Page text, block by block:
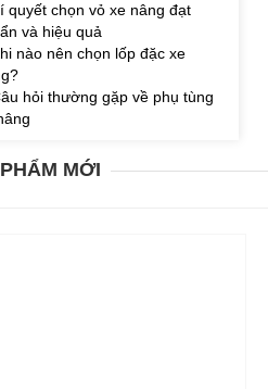
quyết chọn vỏ xe nâng đạt
và hiệu quả
nào nên chọn lốp đặc xe
hỏi thường gặp về phụ tùng
MỚI